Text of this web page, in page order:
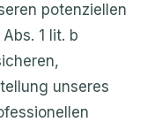
potenziellen
1 lit. b
unseres